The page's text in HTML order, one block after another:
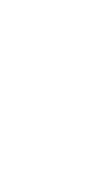
Uluputty Soroti